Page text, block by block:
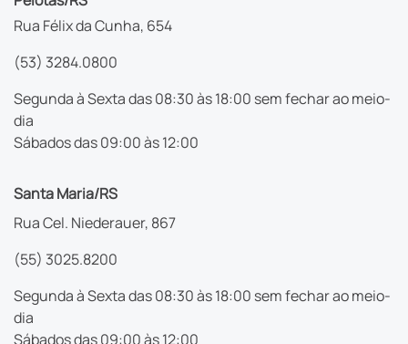
Rua Félix da Cunha, 654
(53) 3284.0800
Segunda à Sexta das 08:30 às 18:00 sem fechar ao meio-
dia
Sábados das 09:00 às 12:00
Santa Maria/RS
Rua Cel. Niederauer, 867
(55) 3025.8200
Segunda à Sexta das 08:30 às 18:00 sem fechar ao meio-
dia
Sábados das 09:00 às 12:00